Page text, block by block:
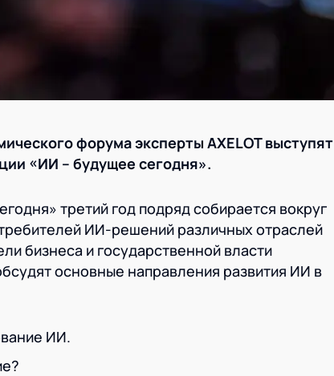
форума эксперты AXELOTвыступят
«ИИ – будущее сегодня».
третий год подряд собирается вокруг
ИИ-решений различных отраслей
бизнеса и государственной власти
основные направления развития ИИ в
ИИ.